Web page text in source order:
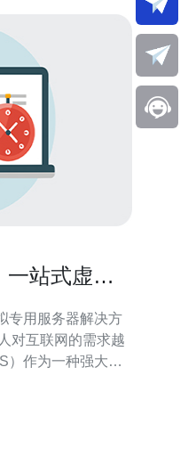
站式虚拟
专用服务器解决方
）作为一种强大的
越来越受欢迎的